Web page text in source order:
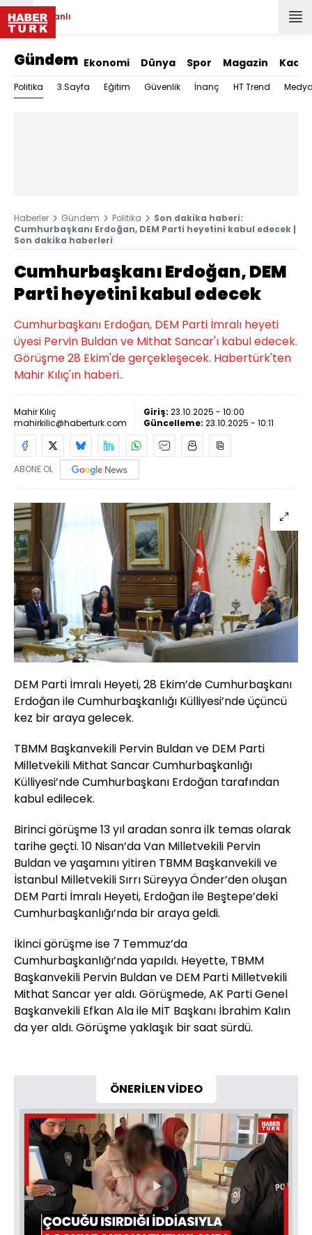
Canlı
Gündem Ekonomi Dünya Spor Magazin Kadın
Politika 3.Sayfa Eğitim Güvenlik İnanç HT Trend
Haberler Gündem Politika
Son dakika haberi:
Cumhurbaşkanı Erdoğan, DEM Parti heyetini kabul edecek |
Son dakika haberleri
Cumhurbaşkanı Erdoğan, DEM
Parti heyetini kabul edecek
Cumhurbaşkanı Erdoğan, DEM Parti İmralı heyeti
üyesi Pervin Buldan ve Mithat Sancar'ı kabul edecek.
Görüşme 28 Ekim'de gerçekleşecek. Habertürk'ten
Mahir Kılıç'ın haberi..
Mahir Kılıç
mahirkilic@haberturk.com
Giriş: 23.10.2025 - 10:00
Güncelleme: 23.10.2025 - 10:11
ABONE OL
DEM Parti İmralı Heyeti, 28 Ekim’de Cumhurbaşkanı
Erdoğan ile Cumhurbaşkanlığı Külliyesi’nde üçüncü
kez bir araya gelecek.
TBMM Başkanvekili Pervin Buldan ve DEM Parti
Milletvekili Mithat Sancar Cumhurbaşkanlığı
Külliyesi’nde Cumhurbaşkanı Erdoğan tarafından
kabul edilecek.
Birinci görüşme 13 yıl aradan sonra ilk temas olarak
tarihe geçti. 10 Nisan’da Van Milletvekili Pervin
Buldan ve yaşamını yitiren TBMM Başkanvekili ve
İstanbul Milletvekili Sırrı Süreyya Önder’den oluşan
DEM Parti İmralı Heyeti, Erdoğan ile Beştepe’deki
Cumhurbaşkanlığı’nda bir araya geldi.
İkinci görüşme ise 7 Temmuz’da
Cumhurbaşkanlığı’nda yapıldı. Heyette, TBMM
Başkanvekili Pervin Buldan ve DEM Parti Milletvekili
Mithat Sancar yer aldı. Görüşmede, AK Parti Genel
Başkanvekili Efkan Ala ile MİT Başkanı İbrahim Kalın
da yer aldı. Görüşme yaklaşık bir saat sürdü.
ÖNERİLEN VİDEO
Videoyu
Oynat